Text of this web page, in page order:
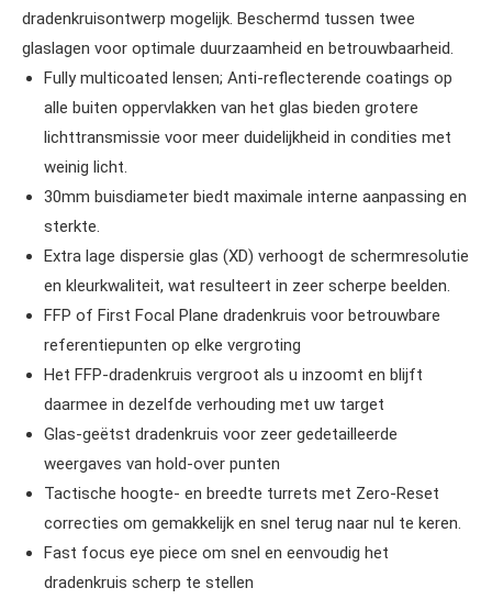
dradenkruisontwerp mogelijk. Beschermd tussen twee
glaslagen voor optimale duurzaamheid en betrouwbaarheid.
Fully multicoated lensen; Anti-reflecterende coatings op
alle buiten oppervlakken van het glas bieden grotere
lichttransmissie voor meer duidelijkheid in condities met
weinig licht.
30mm buisdiameter biedt maximale interne aanpassing en
sterkte.
Extra lage dispersie glas (XD) verhoogt de schermresolutie
en kleurkwaliteit, wat resulteert in zeer scherpe beelden.
FFP of First Focal Plane dradenkruis voor betrouwbare
referentiepunten op elke vergroting
Het FFP-dradenkruis vergroot als u inzoomt en blijft
daarmee in dezelfde verhouding met uw target
Glas-geëtst dradenkruis voor zeer gedetailleerde
weergaves van hold-over punten
Tactische hoogte- en breedte turrets met Zero-Reset
correcties om gemakkelijk en snel terug naar nul te keren.
Fast focus eye piece om snel en eenvoudig het
dradenkruis scherp te stellen